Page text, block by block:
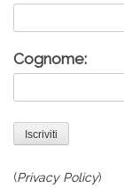
Cognome:
(Privacy Policy)